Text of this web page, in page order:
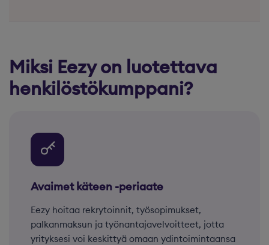
Miksi Eezy on luotettava
henkilöstökumppani?
Avaimet käteen -periaate
Eezy hoitaa rekrytoinnit, työsopimukset,
palkanmaksun ja työnantajavelvoitteet, jotta
yrityksesi voi keskittyä omaan ydintoimintaansa